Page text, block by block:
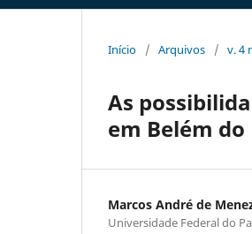
Início / Arquivos / v. 4
As
em Belém do
Marcos André de
Universidade Federal do